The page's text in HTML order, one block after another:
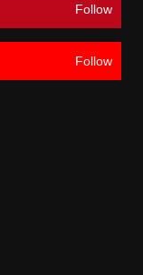
Follow
Follow